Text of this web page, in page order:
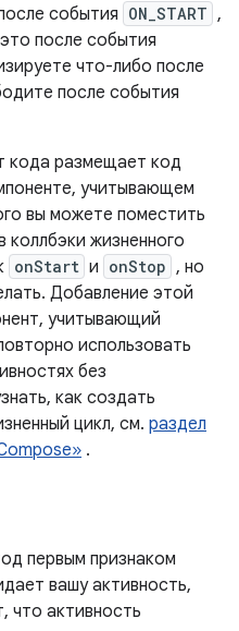
события ON_START ,
после события
что-либо после
после события
кода размещает код
учитывающем
вы можете поместить
жизненного
onStart и onStop , но
Добавление этой
учитывающий
использовать
без
как создать
цикл, см. раздел
.
первым признаком
вашу активность,
что активность